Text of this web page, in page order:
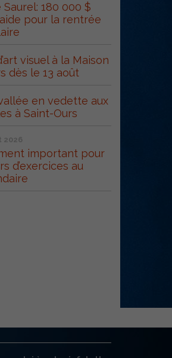
Saurel: 180 000 $
pour la rentrée
visuel à la Maison
dès le 13 août
en vedette aux
à Saint-Ours
2026
important pour
d’exercices au